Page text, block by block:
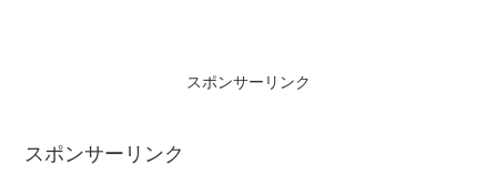
スポンサーリンク
スポンサーリンク